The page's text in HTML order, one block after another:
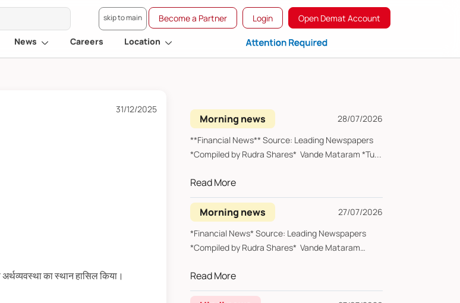
skip to main Become a Partner Login Open Demat Account
News Careers Location
31/12/2025
का स्थान हासिल किया।
Morning news
28/07/2026
**Financial News** Source: Leading Newspapers
*Compiled by Rudra Shares* Vande Mataram *Tu...
Read More
Morning news
27/07/2026
*Financial News* Source: Leading Newspapers
*Compiled by Rudra Shares* Vande Mataram
Read More